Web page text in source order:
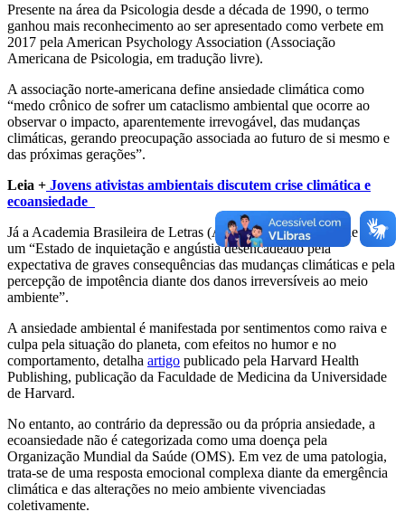
Presente na área da Psicologia desde a década de 1990, o termo
ganhou mais reconhecimento ao ser apresentado como verbete em
2017 pela American Psychology Association (Associação
Americana de Psicologia, em tradução livre).
A associação norte-americana define ansiedade climática como
“medo crônico de sofrer um cataclismo ambiental que ocorre ao
observar o impacto, aparentemente irrevogável, das mudanças
climáticas, gerando preocupação associada ao futuro de si mesmo e
das próximas gerações”.
Leia + Jovens ativistas ambientais discutem crise climática e
ecoansiedade
Já a Academia Brasileira de Letras (ABL) define ecoansidade como
um “Estado de inquietação e angústia desencadeado pela
expectativa de graves consequências das mudanças climáticas e pela
percepção de impotência diante dos danos irreversíveis ao meio
ambiente”.
A ansiedade ambiental é manifestada por sentimentos como raiva e
culpa pela situação do planeta, com efeitos no humor e no
comportamento, detalha artigo publicado pela Harvard Health
Publishing, publicação da Faculdade de Medicina da Universidade
de Harvard.
No entanto, ao contrário da depressão ou da própria ansiedade, a
ecoansiedade não é categorizada como uma doença pela
Organização Mundial da Saúde (OMS). Em vez de uma patologia,
trata-se de uma resposta emocional complexa diante da emergência
climática e das alterações no meio ambiente vivenciadas
coletivamente.